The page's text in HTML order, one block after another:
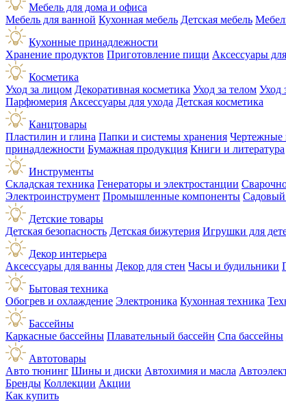
Мебель для дома и офиса
Мебель для ванной Кухонная мебель Детская мебель
Кухонные принадлежности
Хранение продуктов Приготовление пищи Аксессуары
Косметика
Уход за лицом Декоративная косметика Уход за телом Уход
Парфюмерия Аксессуары для ухода Детская косметика
Канцтовары
Пластилин и глина Папки и системы хранения Чертежные
принадлежности Бумажная продукция Книги и литература
Инструменты
Складская техника Генераторы и электростанции
Электроинструмент Промышленные компоненты Садовый
Детские товары
Детская безопасность Детская бижутерия Игрушки для
Декор интерьера
Аксессуары для ванны Декор для стен Часы и будильники
Бытовая техника
Обогрев и охлаждение Электроника Кухонная техника
Бассейны
Каркасные бассейны Плавательный бассейн Спа бассейны
Автотовары
Авто тюнинг Шины и диски Автохимия и масла
Бренды Коллекции Акции
Как купить